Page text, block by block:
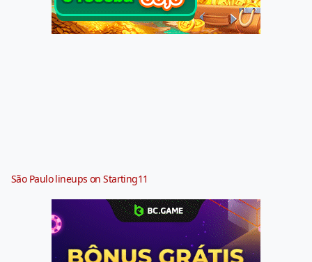
São Paulo lineups on Starting11